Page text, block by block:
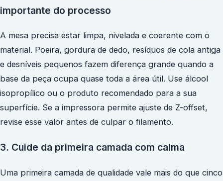
importante do processo
A mesa precisa estar limpa, nivelada e coerente com o
material. Poeira, gordura de dedo, resíduos de cola antiga
e desníveis pequenos fazem diferença grande quando a
base da peça ocupa quase toda a área útil. Use álcool
isopropílico ou o produto recomendado para a sua
superfície. Se a impressora permite ajuste de Z-offset,
revise esse valor antes de culpar o filamento.
3. Cuide da primeira camada com calma
Uma primeira camada de qualidade vale mais do que cinco